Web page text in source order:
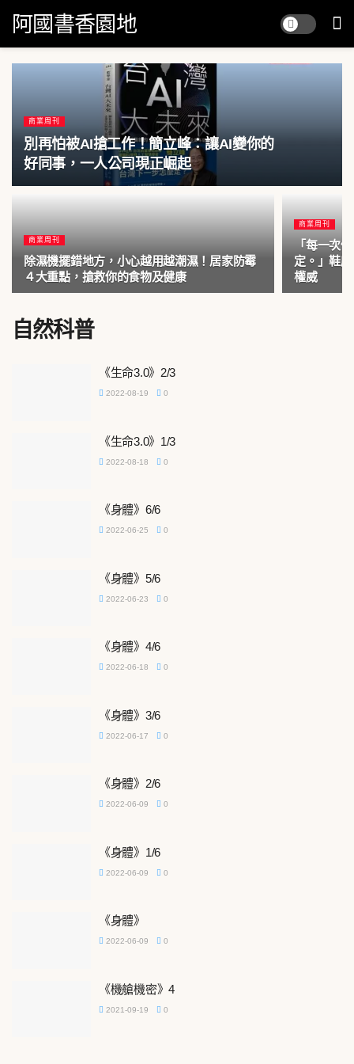
阿國書香園地
商業周刊
別再怕被AI搶工作！簡立峰：讓AI變你的
好同事，一人公司現正崛起
商業周刊
除濕機擺錯地方，小心越用越潮濕！居家防霉
４大重點，搶救你的食物及健康
商業周刊
「每一次
定。」鞋
權威
自然科普
《生命3.0》2/3
2022-08-19 0
《生命3.0》1/3
2022-08-18 0
《身體》6/6
2022-06-25 0
《身體》5/6
2022-06-23 0
《身體》4/6
2022-06-18 0
《身體》3/6
2022-06-17 0
《身體》2/6
2022-06-09 0
《身體》1/6
2022-06-09 0
《身體》
2022-06-09 0
《機艙機密》4
2021-09-19 0